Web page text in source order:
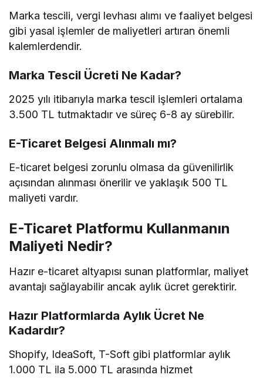
Marka tescili, vergi levhası alımı ve faaliyet belgesi
gibi yasal işlemler de maliyetleri artıran önemli
kalemlerdendir.
Marka Tescil Ücreti Ne Kadar?
2025 yılı itibarıyla marka tescil işlemleri ortalama
3.500 TL tutmaktadır ve süreç 6-8 ay sürebilir.
E-Ticaret Belgesi Alınmalı mı?
E-ticaret belgesi zorunlu olmasa da güvenilirlik
açısından alınması önerilir ve yaklaşık 500 TL
maliyeti vardır.
E-Ticaret Platformu Kullanmanın
Maliyeti Nedir?
Hazır e-ticaret altyapısı sunan platformlar, maliyet
avantajı sağlayabilir ancak aylık ücret gerektirir.
Hazır Platformlarda Aylık Ücret Ne
Kadardır?
Shopify, IdeaSoft, T-Soft gibi platformlar aylık
1.000 TL ila 5.000 TL arasında hizmet